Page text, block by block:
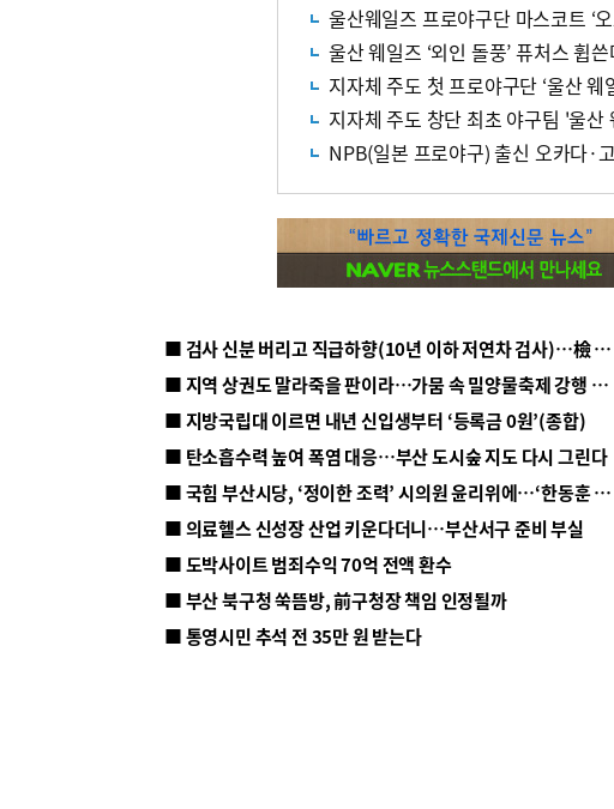
울산웨일즈 프로야구단 마스코트 ‘
울산 웨일즈 ‘외인 돌풍’ 퓨처스 휩
지자체 주도 첫 프로야구단 ‘울산 웨
지자체 주도 창단 최초 야구팀 '울산
NPB(일본 프로야구) 출신 오카다·
■ 검사 신분 버리고 직급하향(10년 이하 저연차 검사)…檢 중수청행 기피
■ 지역 상권도 말라죽을 판이라…가뭄 속 밀양물축제 강행 논란
■ 지방국립대 이르면 내년 신입생부터 ‘등록금 0원’(종합)
■ 탄소흡수력 높여 폭염 대응…부산 도시숲 지도 다시 그린다
■ 국힘 부산시당, ‘정이한 조력’ 시의원 윤리위에…‘한동훈 지지’도 신고접수
■ 의료헬스 신성장 산업 키운다더니…부산서구 준비 부실
■ 도박사이트 범죄수익 70억 전액 환수
■ 부산 북구청 쑥뜸방, 前구청장 책임 인정될까
■ 통영시민 추석 전 35만 원 받는다